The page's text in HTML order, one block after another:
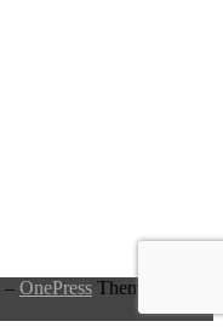
– OnePress Theme von